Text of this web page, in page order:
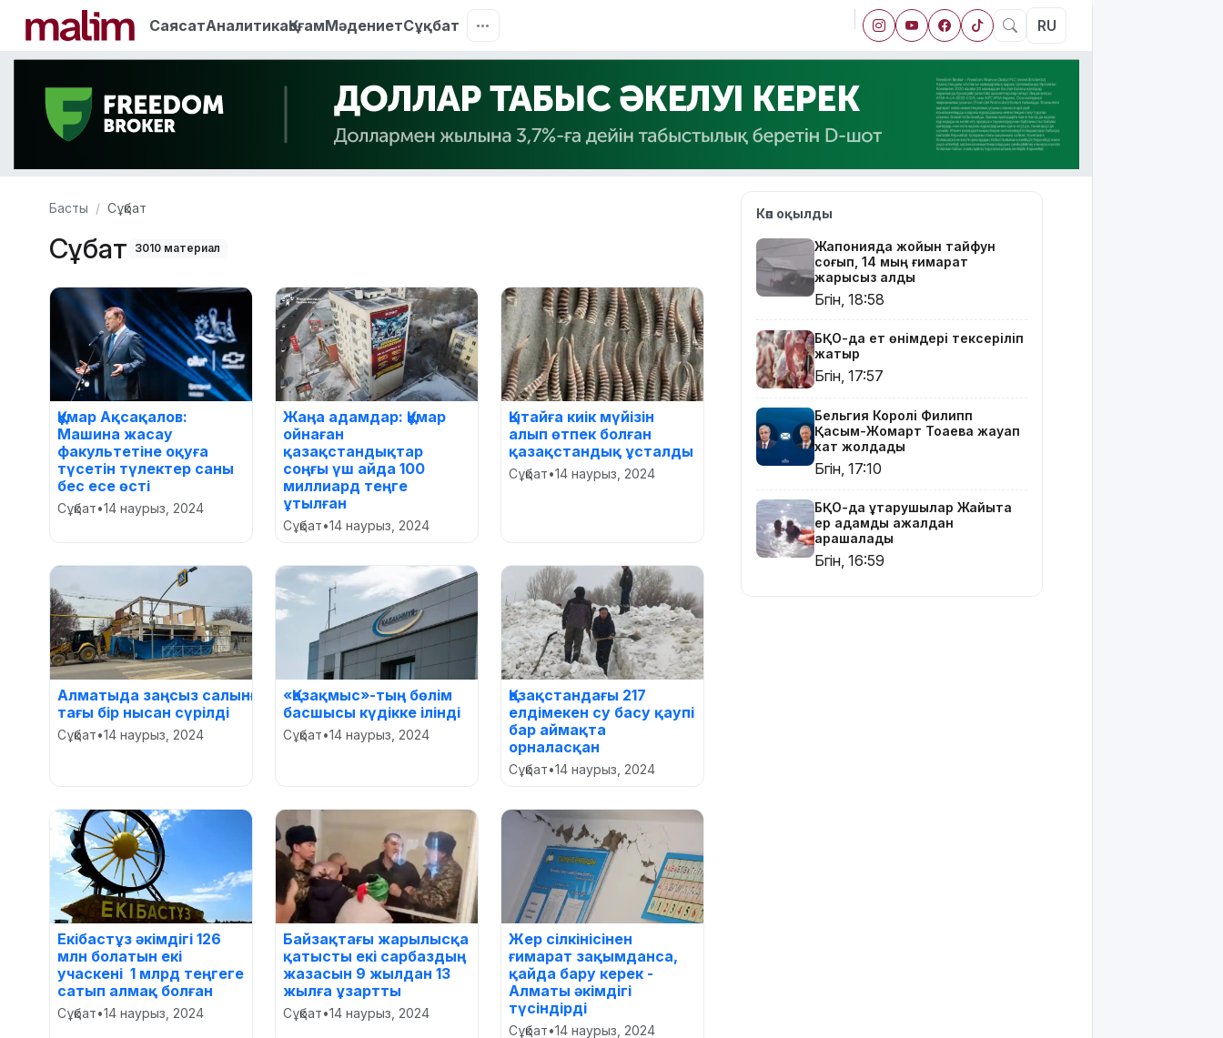
СаясатАналитикаҚоғамМәдениетСұқбат RU
Басты Сұқбат
Сұқбат 3010 материал
Құмар Ақсақалов:
Машина жасау
факультетіне оқуға
түсетін түлектер саны
бес есе өсті
Сұқбат•14 наурыз, 2024
Жаңа адамдар: Құмар
ойнаған
қазақстандықтар
соңғы үш айда 100
миллиард теңге
ұтылған
Сұқбат•14 наурыз, 2024
Қытайға киік мүйізін
алып өтпек болған
қазақстандық ұсталды
Сұқбат•14 наурыз, 2024
Алматыда заңсыз салынған
тағы бір нысан сүрілді
Сұқбат•14 наурыз, 2024
«Қазақмыс»-тың бөлім
басшысы күдікке ілінді
Сұқбат•14 наурыз, 2024
Қазақстандағы 217
елдімекен су басу қаупі
бар аймақта
орналасқан
Сұқбат•14 наурыз, 2024
Екібастұз әкімдігі 126
млн болатын екі
учаскені 1 млрд теңгеге
сатып алмақ болған
Сұқбат•14 наурыз, 2024
Байзақтағы жарылысқа
қатысты екі сарбаздың
жазасын 9 жылдан 13
жылға ұзартты
Сұқбат•14 наурыз, 2024
Жер сілкінісінен
ғимарат зақымданса,
қайда бару керек -
Алматы әкімдігі
түсіндірді
Сұқбат•14 наурыз, 2024
Көп оқылды
Жапонияда жойқын тайфун
соғып, 14 мың ғимарат
жарықсыз қалды
Бүгін, 18:58
БҚО-да ет өнімдері тексеріліп
жатыр
Бүгін, 17:57
Бельгия Королі Филипп
Қасым-Жомарт Тоқаевқа жауап
хат жолдады
Бүгін, 17:10
БҚО-да құтқарушылар Жайықта
ер адамды ажалдан
арашалады
Бүгін, 16:59